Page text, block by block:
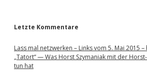
Letzte Kommentare
Lass mal netzwerken – Links vom 5. Mai 2015
„Tatort“ — Was Horst Szymaniak mit der
tun hat